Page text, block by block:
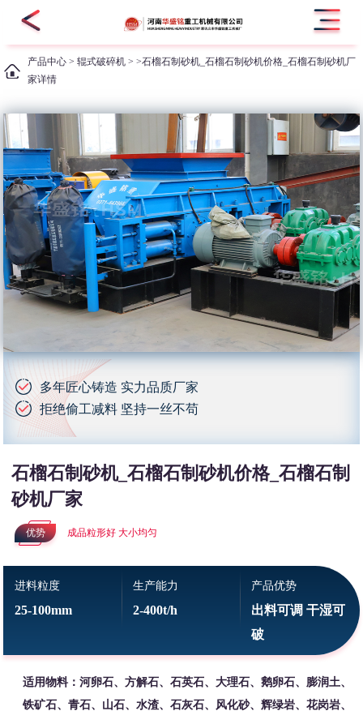
产品中心 >辊式破碎机 > >石榴石制砂机_石榴石制砂机价格_石榴石制砂机厂
家详情
多年匠心铸造 实力品质厂家
拒绝偷工减料 坚持一丝不苟
石榴石制砂机_石榴石制砂机价格_石榴石制
砂机厂家
优势 成品粒形好 大小均匀
进料粒度
25-100mm
生产能力
2-400t/h
产品优势
出料可调 干湿可
破
适用物料：河卵石、方解石、石英石、大理石、鹅卵石、膨润土、
铁矿石、青石、山石、水渣、石灰石、风化砂、辉绿岩、花岗岩、